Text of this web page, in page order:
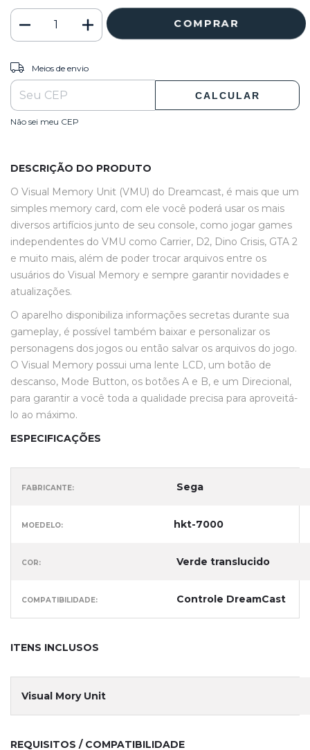
Entregas para o CEP:
Meios de envio
CALCULAR
Não sei meu CEP
DESCRIÇÃO DO PRODUTO
O Visual Memory Unit (VMU) do Dreamcast, é mais que um
simples memory card, com ele você poderá usar os mais
diversos artifícios junto de seu console, como jogar games
independentes do VMU como Carrier, D2, Dino Crisis, GTA 2
e muito mais, além de poder trocar arquivos entre os
usuários do Visual Memory e sempre garantir novidades e
atualizações.
O aparelho disponibiliza informações secretas durante sua
gameplay, é possível também baixar e personalizar os
personagens dos jogos ou então salvar os arquivos do jogo.
O Visual Memory possui uma lente LCD, um botão de
descanso, Mode Button, os botões A e B, e um Direcional,
para garantir a você toda a qualidade precisa para aproveitá-
lo ao máximo.
ESPECIFICAÇÕES
FABRICANTE: Sega
MOEDELO: hkt-7000
COR: Verde translucido
COMPATIBILIDADE: Controle DreamCast
ITENS INCLUSOS
Visual Mory Unit
REQUISITOS / COMPATIBILIDADE